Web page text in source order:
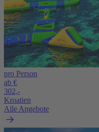
pro Person
ab €
302,-
Kroatien
Alle Angebote